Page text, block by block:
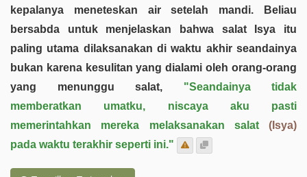
kepalanya meneteskan air setelah mandi. Beliau
bersabda untuk menjelaskan bahwa salat Isya itu
paling utama dilaksanakan di waktu akhir seandainya
bukan karena kesulitan yang dialami oleh orang-orang
yang menunggu salat, "Seandainya tidak
memberatkan umatku, niscaya aku pasti
memerintahkan mereka melaksanakan salat (Isya)
pada waktu terakhir seperti ini."